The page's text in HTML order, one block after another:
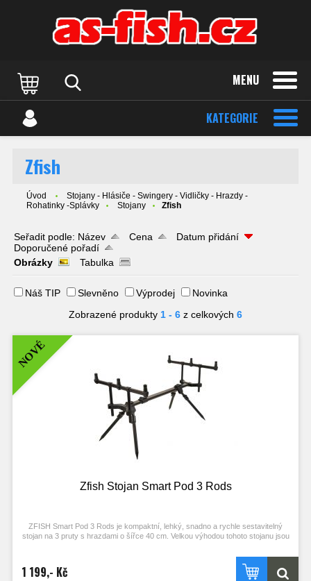
MENU
KATEGORIE
Zfish
Úvod
Stojany - Hlásiče - Swingery - Vidličky - Hrazdy -
Rohatinky -Splávky
Stojany Zfish
Seřadit podle: Název Cena
Datum přidání
Doporučené pořadí
Obrázky
Tabulka
Náš TIP Slevněno Výprodej
Novinka
Zobrazené produkty 1 - 6 z celkových 6
NOVÉ
Zfish Stojan Smart Pod 3 Rods
ZFISH Smart Pod 3 Rods je kompaktní, lehký, snadno a rychle sestavitelný
stojan na 3 pruty s hrazdami o šířce 40 cm. Velkou výhodou tohoto stojanu jsou
záběru a velice praktická vodováha pro vodorovné umístění a jednoduchý
aretační systém. Stojan je vyroben v elegantní polomatné černé barvě a je
1 199,- Kč